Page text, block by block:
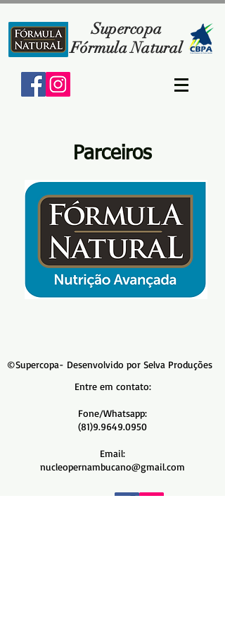
Supercopa
Fórmula Natural
Parceiros
©Supercopa- Desenvolvido por Selva Produções
Entre em contato:
Fone/Whatsapp:
(81)9.9649.0950
Email:
nucleopernambucano@gmail.com